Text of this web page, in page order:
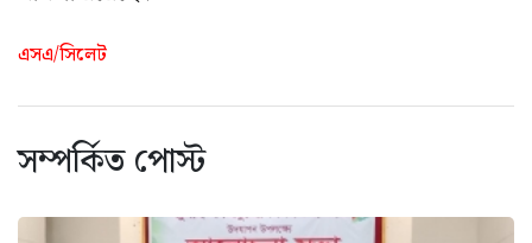
এসএ/সিলেট
সম্পর্কিত পোস্ট